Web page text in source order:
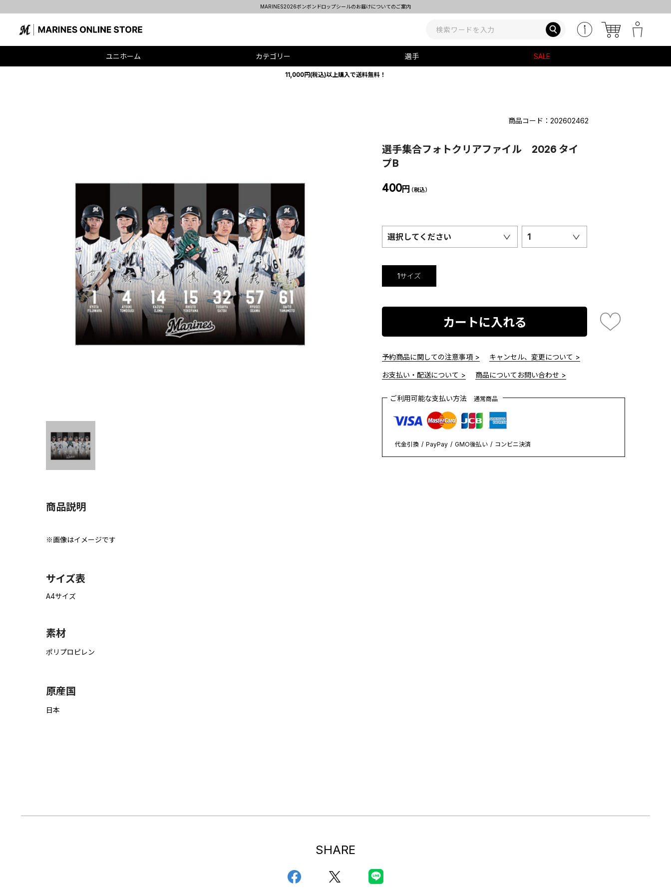
MARINES2026ボンボンドロップシールのお届けについてのご案内
ユニホーム カテゴリー 選手 SALE
11,000円(税込)以上購入で送料無料！
商品説明
※画像はイメージです
サイズ表
A4サイズ
素材
ポリプロピレン
原産国
日本
商品コード：202602462
選手集合フォトクリアファイル 2026 タイ
プB
400円（税込）
選択してください 1
1サイズ
カートに入れる
予約商品に関しての注意事項 > キャンセル、変更について >
お支払い・配送について > 商品についてお問い合わせ >
ご利用可能な支払い方法 通常商品
代金引換 PayPay GMO後払い コンビニ決済
SHARE